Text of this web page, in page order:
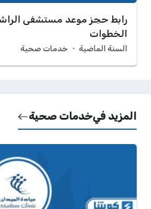
رابط حجز موعد مستشفى
الخطوات
السنة الماضية خدمات صحية
المزيد فيخدمات صحية